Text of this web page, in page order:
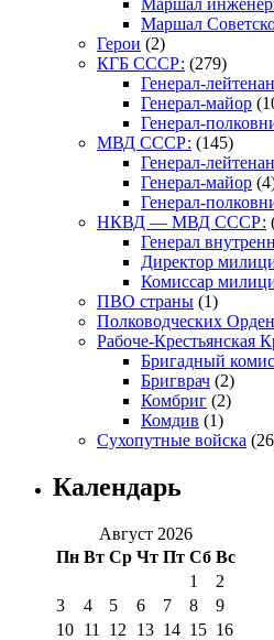
Маршал
Герои (2)
КГБ СССР: (279)
Генерал-
Генерал-майор
Генерал-
МВД СССР: (145)
Генерал-
Генерал-майор
Генерал-
НКВД — МВД СССР:
Генерал
Директор
Комиссар
ПВО страны (1)
Полководческих
Рабоче-Крестьянская
Бригадный
Бригврач (2)
Комбриг (2)
Комдив (1)
Сухопутные войска
Календарь
Август 2026
Пн Вт Ср Чт Пт Сб Вс
1
2
3
4 5 6 7 8
9
10 11 12 13 14 15 16